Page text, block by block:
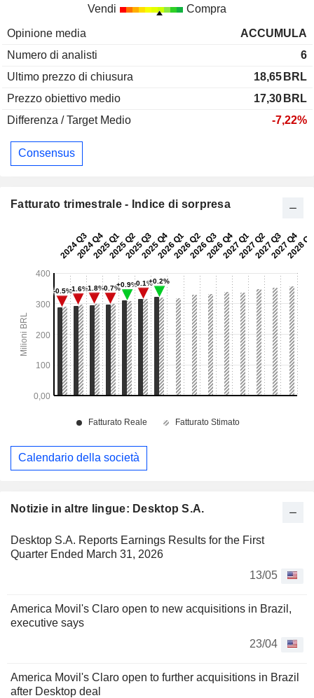
Notizie in altre lingue: Desktop S.A.
Desktop S.A. Reports Earnings Results for the First
Quarter Ended March 31, 2026
13/05
America Movil's Claro open to new acquisitions in Brazil,
executive says
23/04
America Movil's Claro open to further acquisitions in Brazil
after Desktop deal
Vendi Compra
Opinione media
ACCUMULA
Numero di analisti
6
Ultimo prezzo di chiusura
18,65 BRL
Prezzo obiettivo medio
17,30 BRL
Differenza / Target Medio
-7,22%
Consensus
Fatturato trimestrale - Indice di sorpresa
Calendario della società